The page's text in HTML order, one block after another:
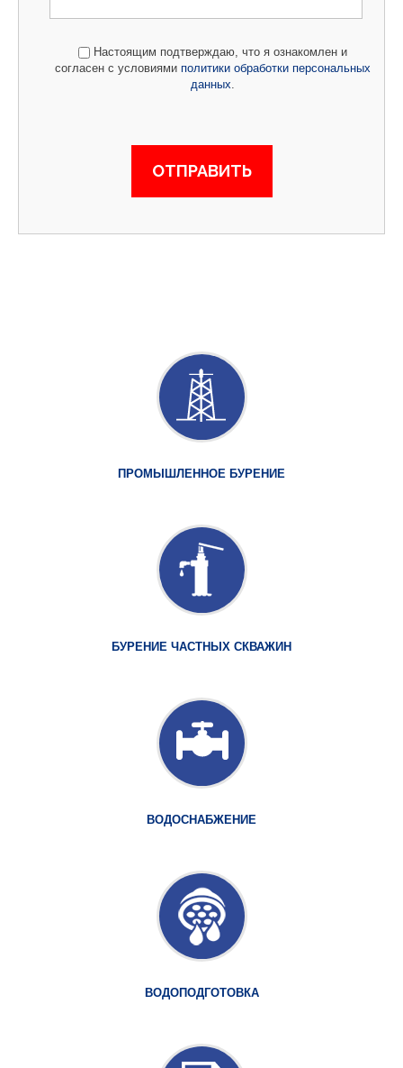
Настоящим подтверждаю, что я ознакомлен и
согласен с условиями политики обработки персональных
данных
ПРОМЫШЛЕННОЕ БУРЕНИЕ
БУРЕНИЕ ЧАСТНЫХ СКВАЖИН
ВОДОСНАБЖЕНИЕ
ВОДОПОДГОТОВКА